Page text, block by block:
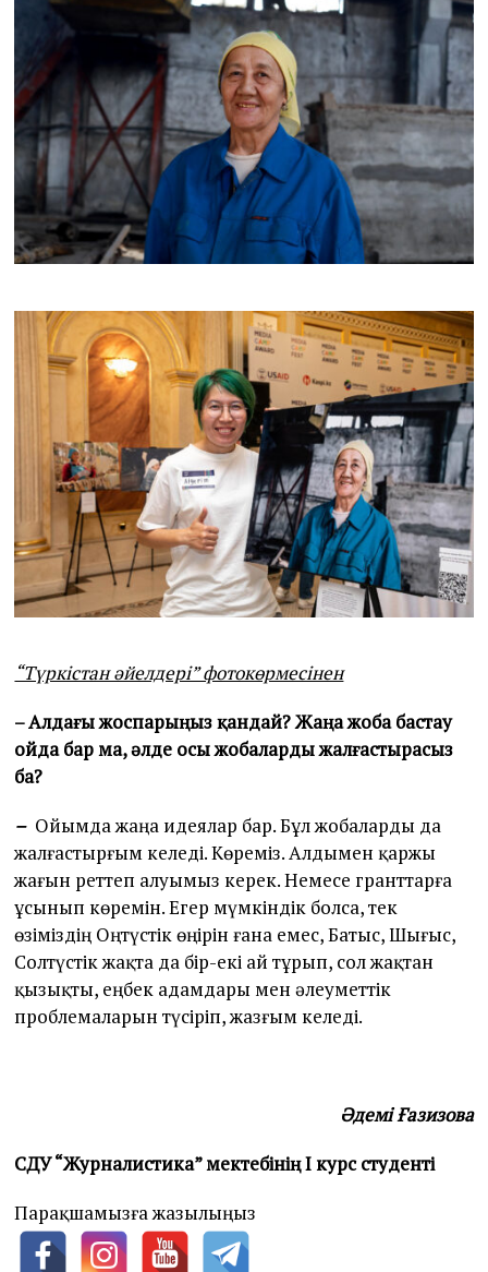
“Түркістан әйелдері” фотокөрмесінен
– Алдағы жоспарыңыз қандай? Жаңа жоба бастау
ойда бар ма, әлде осы жобаларды жалғастырасыз
ба?
– Ойымда жаңа идеялар бар. Бұл жобаларды да
жалғастырғым келеді. Көреміз. Алдымен қаржы
жағын реттеп алуымыз керек. Немесе гранттарға
ұсынып көремін. Егер мүмкіндік болса, тек
өзіміздің Оңтүстік өңірін ғана емес, Батыс, Шығыс,
Солтүстік жақта да бір-екі ай тұрып, сол жақтан
қызықты, еңбек адамдары мен әлеуметтік
проблемаларын түсіріп, жазғым келеді.
Әдемі Ғазизова
CДУ “Журналистика” мектебінің І курс студенті
Парақшамызға жазылыңыз